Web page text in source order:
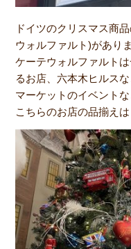
ドイツのクリスマス商
ウォルファルト)があり
ケーテウォルファルト
るお店、六本木ヒルス
マーケットのイベント
こちらのお店の品揃え